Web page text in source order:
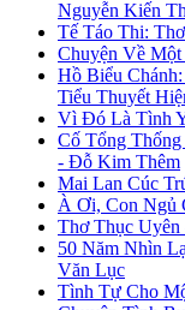
Nguyễn Kiến
Tế Táo Thi:
Chuyện Về
Hồ Biểu
Tiểu Thuyết
Vì Đó Là Tình
Cố Tổng
- Đỗ Kim Thêm
Mai Lan Cúc
À Ơi, Con Ngủ
Thơ Thục
50 Năm Nhìn
Văn Lục
Tình Tự Cho